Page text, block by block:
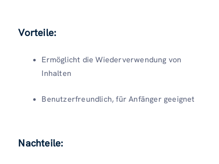
Vorteile:
Ermöglicht die Wiederverwendung von
Inhalten
Benutzerfreundlich, für Anfänger geeignet
Nachteile: